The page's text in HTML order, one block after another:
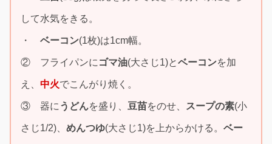
して水気をきる。
・ ベーコン(1枚)は1cm幅。
② フライパンに ゴマ油(大さじ1)とベーコンを加
え、 中火でこんがり焼く。
③ 器に うどんを盛り、 豆苗をのせ、 スープの素(小
さじ1/2)、 めんつゆ(大さじ1)を上からかける。 ベー